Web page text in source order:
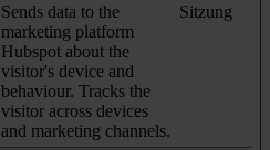
Sends data to the
marketing platform
Hubspot about the
visitor's device and
behaviour. Tracks the
visitor across devices
and marketing channels.
Sitzung